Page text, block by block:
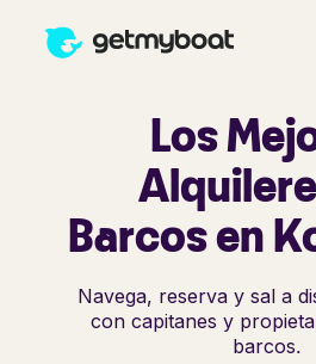
Los
Barcos en
Navega, reserva y sal a
con capitanes y
barcos.